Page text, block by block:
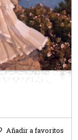
Añadir a favoritos